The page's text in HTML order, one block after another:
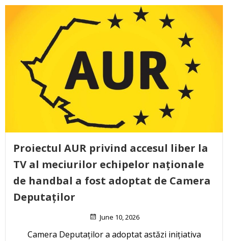
Proiectul AUR privind accesul liber la
TV al meciurilor echipelor naționale
de handbal a fost adoptat de Camera
Deputaților
June 10, 2026
Camera Deputaților a adoptat astăzi inițiativa